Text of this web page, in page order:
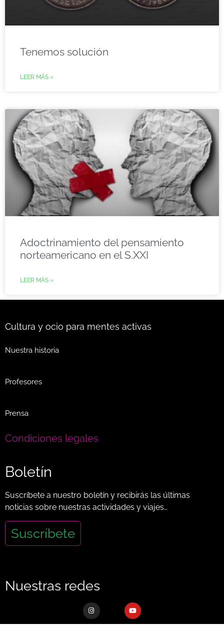
Tenemos solución
LEER MÁS »
Adoctrinamiento del pensamiento
norteamericano en el S.XXI
LEER MÁS »
Cultura y ocio para mentes activas
Nuestra historia
Profesores
Prensa
Condiciones legales
Boletín
Suscríbete a nuestro boletín y recibirás las últimas
noticias sobre nuestras actividades y viajes…
Suscríbete
Nuestras redes